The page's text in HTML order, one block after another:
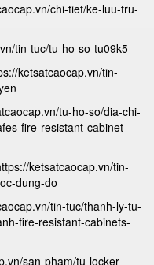
chi-tiet/ke-luu-tru-
tin-tuc/tu-ho-so-tu09k5
ketsatcaocap.vn/tin-
tu-ho-so/dia-chi-
fire-resistant-cabinet-
ketsatcaocap.vn/tin-
dung-do
tin-tuc/thanh-ly-tu-
fire-resistant-cabinets-
san-pham/tu-locker-